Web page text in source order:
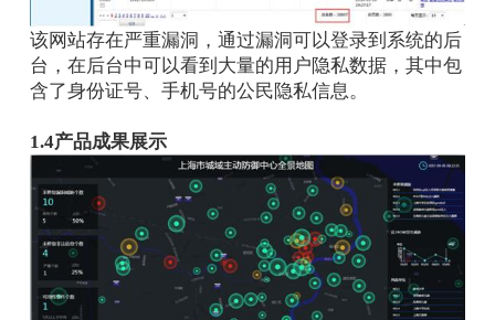
该网站存在严重漏洞，通过漏洞可以登录到系统的后
台，在后台中可以看到大量的用户隐私数据，其中包
含了身份证号、手机号的公民隐私信息。
1.4产品成果展示